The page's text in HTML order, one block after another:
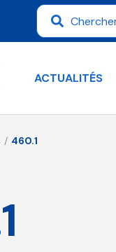
ACTUALITÉS
460.1